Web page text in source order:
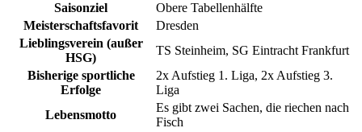
Saisonziel
Obere Tabellenhälfte
Meisterschaftsfavorit
Dresden
Lieblingsverein (außer
HSG)
TS Steinheim, SG Eintracht Frankfurt
Bisherige sportliche
Erfolge
2x Aufstieg 1. Liga, 2x Aufstieg 3.
Liga
Lebensmotto
Es gibt zwei Sachen, die riechen nach
Fisch